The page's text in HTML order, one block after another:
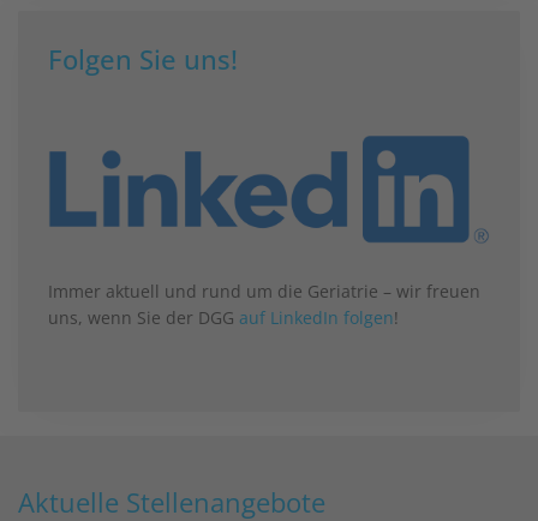
Folgen Sie uns!
Immer aktuell und rund um die Geriatrie – wir freuen
uns, wenn Sie der DGG auf LinkedIn folgen!
Aktuelle Stellenangebote